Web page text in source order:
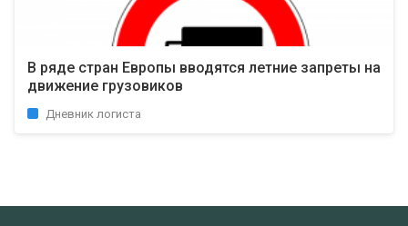
В ряде стран Европы вводятся летние запреты на
движение грузовиков
Дневник логиста